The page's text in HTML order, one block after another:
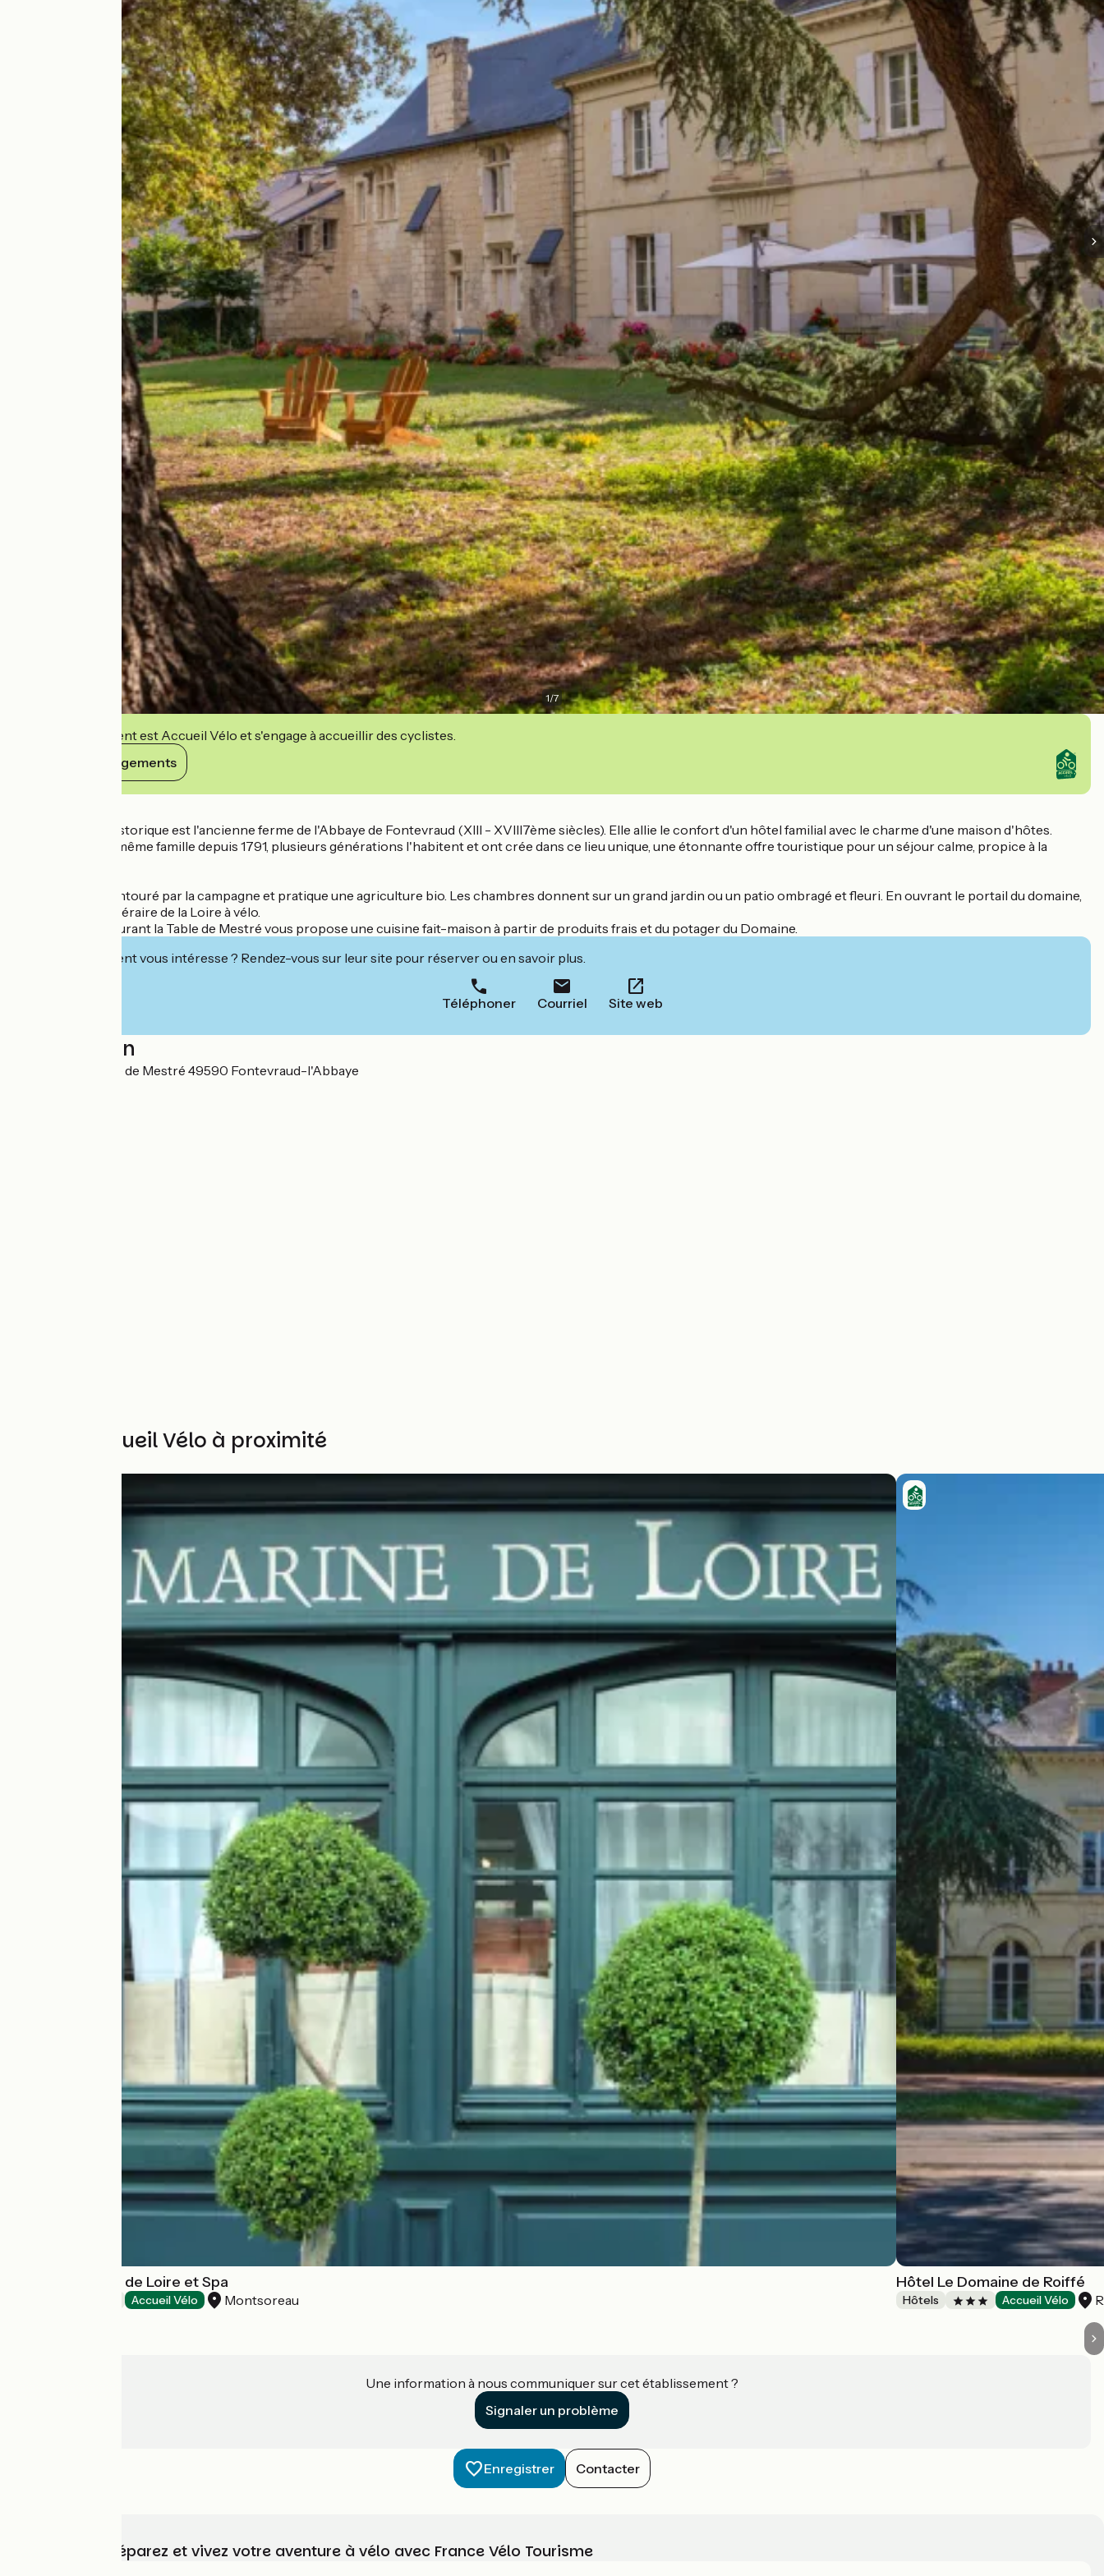
1/7
Cet établissement est Accueil Vélo et s'engage à accueillir des cyclistes.
Voir ses engagements
Cette demeure historique est l'ancienne ferme de l'Abbaye de Fontevraud (XIII - XVIII7ème siècles). Elle allie le confort d'un hôtel familial avec le charme d'une maison d'hôtes.
Appartenant à la même famille depuis 1791, plusieurs générations l'habitent et ont crée dans ce lieu unique, une étonnante offre touristique pour un séjour calme, propice à la
Le Domaine est entouré par la campagne et pratique une agriculture bio. Les chambres donnent sur un grand jardin ou un patio ombragé et fleuri. En ouvrant le portail du domaine,
vous êtes sur l'itinéraire de la Loire à vélo.
Sur place, le restaurant la Table de Mestré vous propose une cuisine fait-maison à partir de produits frais et du potager du Domaine.
Cet établissement vous intéresse ? Rendez-vous sur leur site pour réserver ou en savoir plus.
Téléphoner Courriel Site web
Localisation
Hôtel Le Domaine de Mestré 49590 Fontevraud-l'Abbaye
Autres Accueil Vélo à proximité
Hôtel La Marine de Loire et Spa
Accueil Vélo Montsoreau
Hôtel Le Domaine de Roiffé
Hôtels Accueil Vélo
Une information à nous communiquer sur cet établissement ?
Signaler un problème
Enregistrer Contacter
Choisissez, préparez et vivez votre aventure à vélo avec France Vélo Tourisme